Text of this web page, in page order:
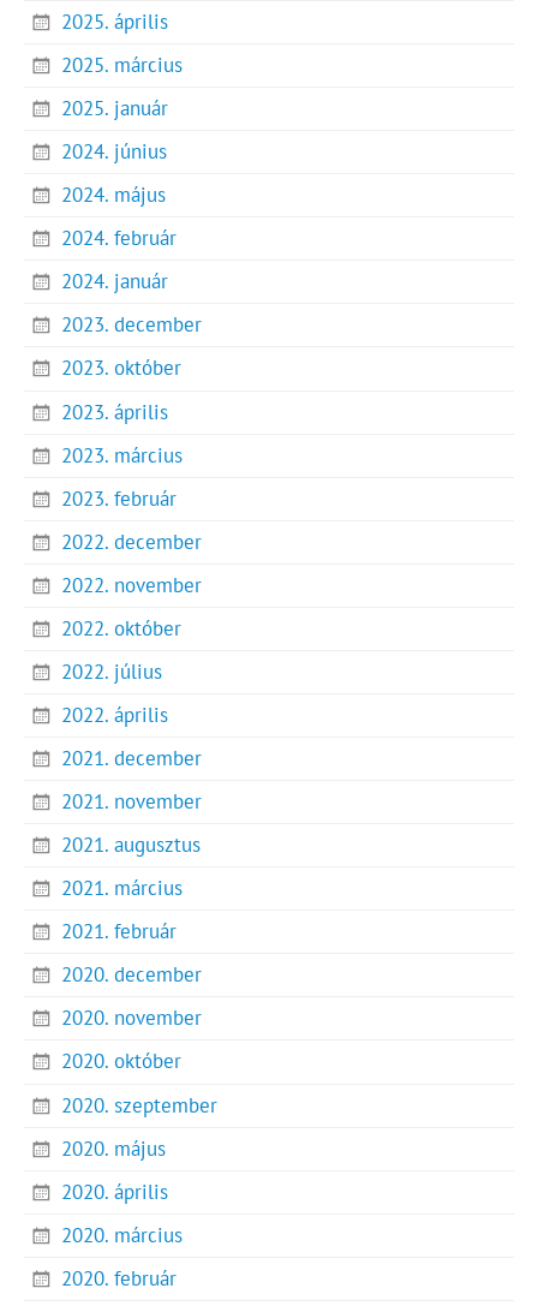
2025. április
2025. március
2025. január
2024. június
2024. május
2024. február
2024. január
2023. december
2023. október
2023. április
2023. március
2023. február
2022. december
2022. november
2022. október
2022. július
2022. április
2021. december
2021. november
2021. augusztus
2021. március
2021. február
2020. december
2020. november
2020. október
2020. szeptember
2020. május
2020. április
2020. március
2020. február